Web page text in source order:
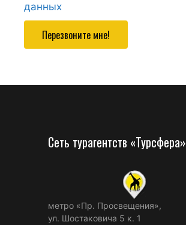
данных
Перезвоните мне!
Сеть турагентств «Турсфера»
метро «Пр. Просвещения»,
ул. Шостаковича 5 к. 1